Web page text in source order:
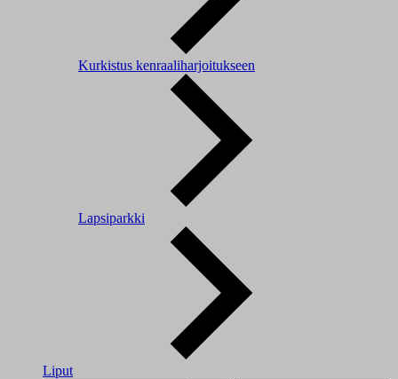
Kurkistus kenraaliharjoitukseen
Lapsiparkki
Liput